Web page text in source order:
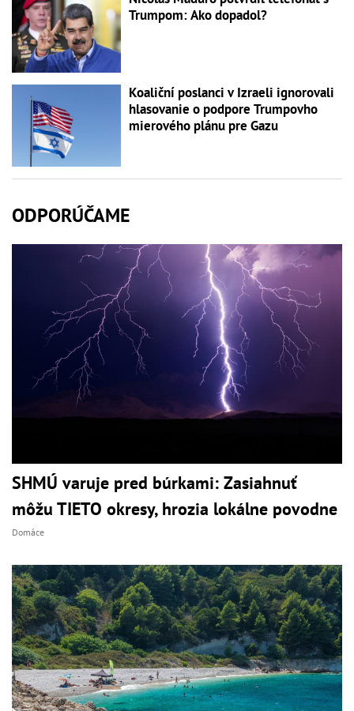
Trumpom: Ako dopadol?
Koaliční poslanci v Izraeli ignorovali
hlasovanie o podpore Trumpovho
mierového plánu pre Gazu
ODPORÚČAME
SHMÚ varuje pred búrkami: Zasiahnuť
môžu TIETO okresy, hrozia lokálne povodne
Domáce